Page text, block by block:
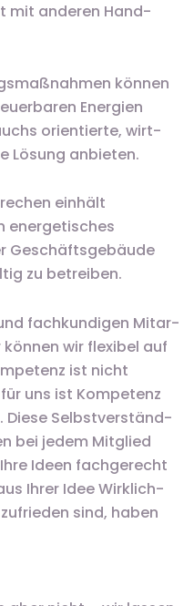
mit anderen Hand­
können
Energien
orientierte, wirt­
Lösung anbieten.
einhält
energetisches
Geschäfts­gebäude
zu betreiben.
fach­kundigen Mitar­
wir flexibel auf
ist nicht
uns ist Kom­petenz
Diese Selbst­ver­ständ­
bei jedem Mit­glied
Ideen fach­gerecht
Ihrer Idee Wirk­lich­
sind, haben